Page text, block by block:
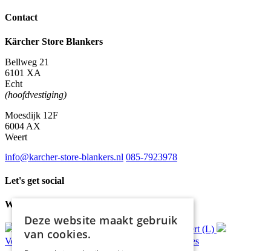
Contact
Kärcher Store Blankers
Bellweg 21
6101 XA
Echt
(hoofdvestiging)
Moesdijk 12F
6004 AX
Weert
info@karcher-store-blankers.nl 085-7923978
Let's get social
Waar wij voor staan
bezorging*
Ophalen in Echt of Weert (L)
Verzonden binnen 48 uur* advies
Deze website maakt gebruik
van cookies.